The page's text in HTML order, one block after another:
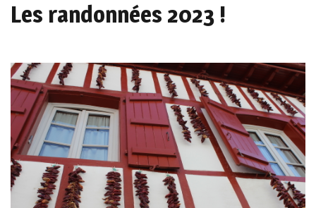
Les randonnées 2023 !